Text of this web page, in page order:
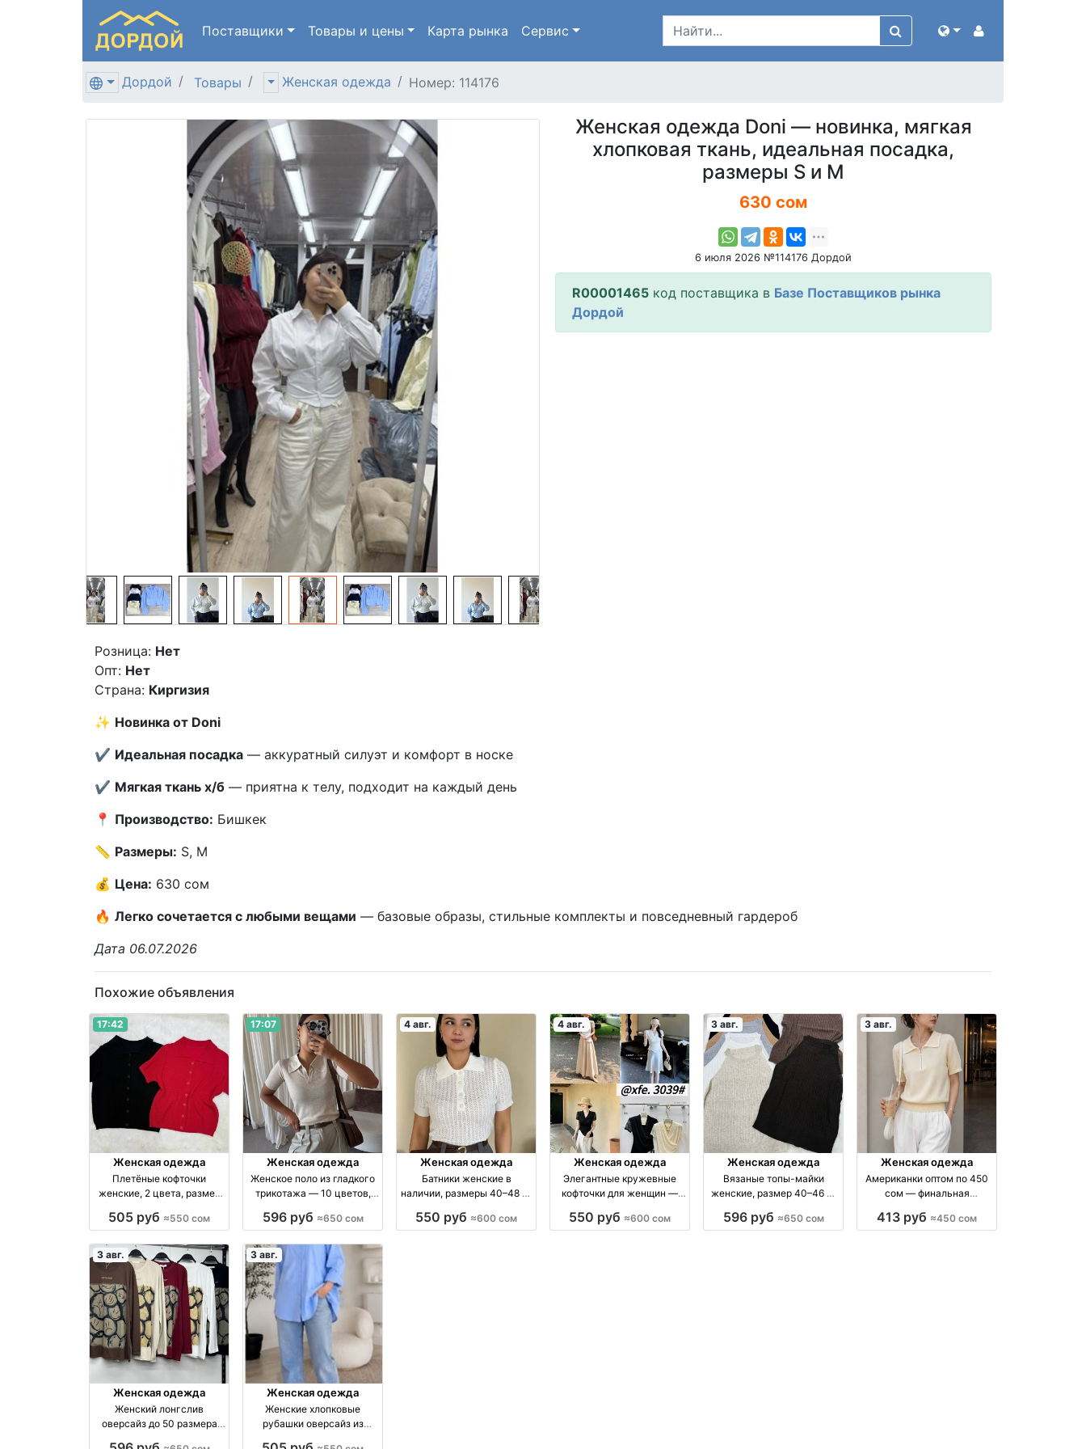
Поставщики Товары и цены Карта рынка Сервис
Дордой Товары Женская одежда Номер: 114176
Женская одежда Doni — новинка, мягкая
хлопковая ткань, идеальная посадка,
размеры S и M
630 сом
6 июля 2026 №114176 Дордой
R00001465 код поставщика в Базе Поставщиков рынка
Дордой
Розница: Нет
Опт: Нет
Страна: Киргизия
✨ Новинка от Doni
✔️ Идеальная посадка — аккуратный силуэт и комфорт в носке
✔️ Мягкая ткань х/б — приятна к телу, подходит на каждый день
📍 Производство: Бишкек
📏 Размеры: S, M
💰 Цена: 630 сом
🔥 Легко сочетается с любыми вещами — базовые образы, стильные комплекты и повседневный гардероб
Дата 06.07.2026
Похожие объявления
17:42
Женская одежда
Плетёные кофточки
женские, 2 цвета, размер
Киргизия
505 руб ≈550 сом
17:07
Женская одежда
Женское поло из гладкого
трикотажа — 10 цветов,
производство Киргизия
596 руб ≈650 сом
4 авг.
Женская одежда
Батники женские в
наличии, размеры 40–48 —
производство Киргизия
550 руб ≈600 сом
4 авг.
Женская одежда
Элегантные кружевные
кофточки для женщин —
550 руб ≈600 сом
3 авг.
Женская одежда
Вязаные топы-майки
женские, размер 40–46 —
596 руб ≈650 сом
3 авг.
Женская одежда
Американки оптом по 450
сом — финальная
размер оптом
413 руб ≈450 сом
3 авг.
Женская одежда
Женский лонгслив
оверсайз до 50 размера
3 авг.
Женская одежда
Женские хлопковые
рубашки оверсайз из